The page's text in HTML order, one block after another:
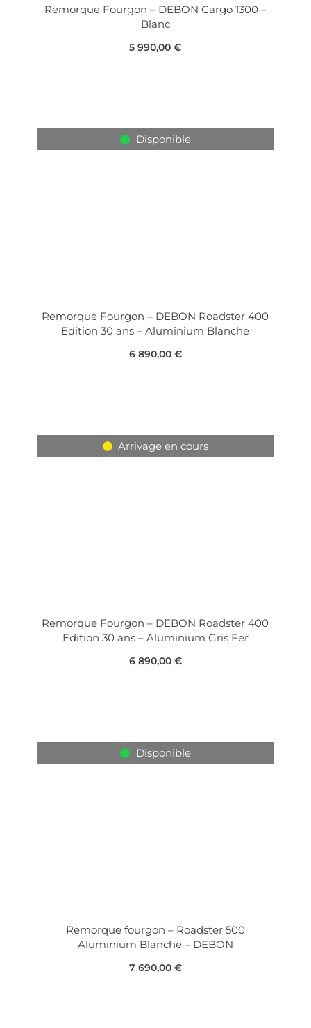
Remorque Fourgon – DEBON Cargo 1300 –
Blanc
5 990,00€
Disponible
Remorque Fourgon – DEBON Roadster 400
Edition 30 ans – Aluminium Blanche
6 890,00 €
Arrivage en cours
Remorque Fourgon – DEBON Roadster 400
Edition 30 ans – Aluminium Gris Fer
6 890,00 €
Disponible
Remorque fourgon – Roadster 500
Aluminium Blanche – DEBON
7 690,00 €